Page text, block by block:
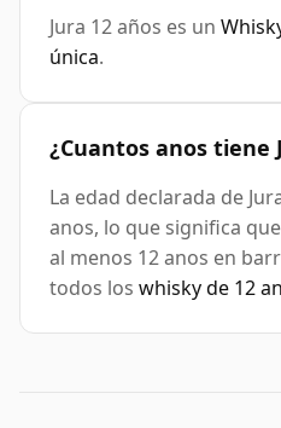
Jura 12 años es un
única.
¿Cuantos anos tiene
La edad declarada de
anos, lo que significa
al menos 12 anos en
todos los whisky de 12